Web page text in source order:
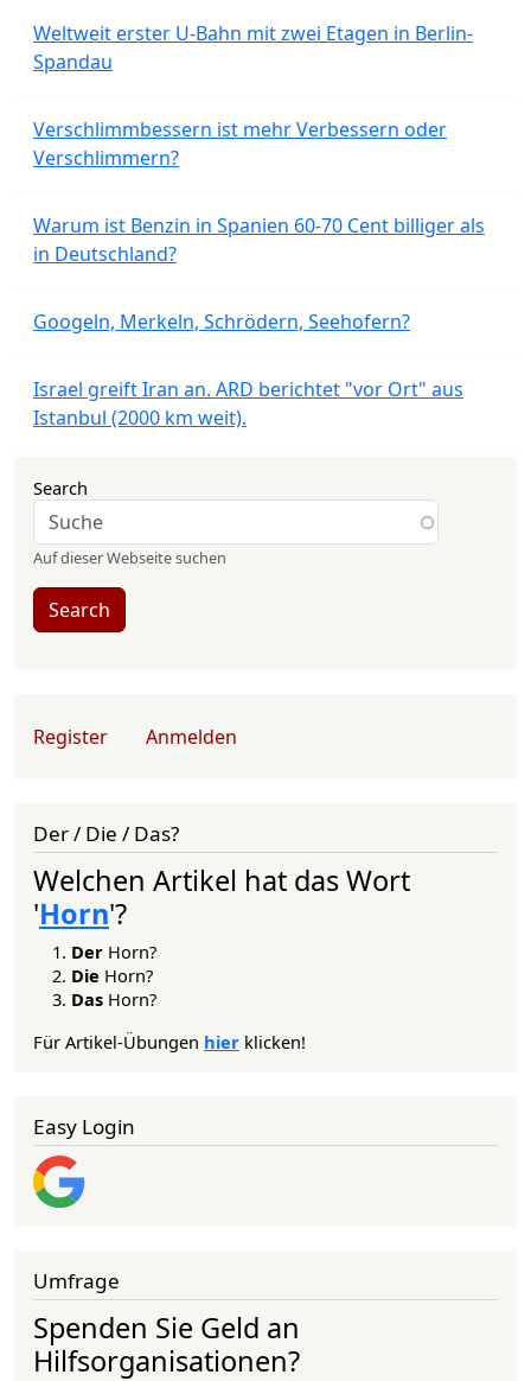
Weltweit erster U-Bahn mit zwei Etagen in Berlin-
Spandau
Verschlimmbessern ist mehr Verbessern oder
Verschlimmern?
Warum ist Benzin in Spanien 60-70 Cent billiger als
in Deutschland?
Googeln, Merkeln, Schrödern, Seehofern?
Israel greift Iran an. ARD berichtet "vor Ort" aus
Istanbul (2000 km weit).
Search
Auf dieser Webseite suchen
Search
User account menu
Register Anmelden
Der / Die / Das?
Welchen Artikel hat das Wort
'Horn'?
Der Horn?
Die Horn?
Das Horn?
Für Artikel-Übungen hier klicken!
Easy Login
Umfrage
Spenden Sie Geld an
Hilfsorganisationen?